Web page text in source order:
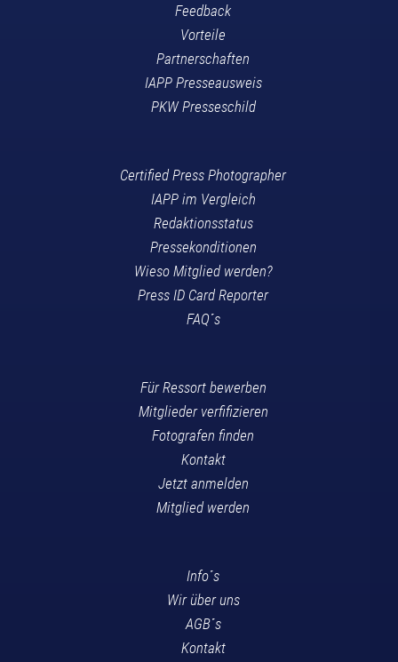
Feedback
Vorteile
Partnerschaften
IAPP Presseausweis
PKW Presseschild
Certified Press Photographer
IAPP im Vergleich
Redaktionsstatus
Pressekonditionen
Wieso Mitglied werden?
Press ID Card Reporter
FAQ´s
Für Ressort bewerben
Mitglieder verfifizieren
Fotografen finden
Kontakt
Jetzt anmelden
Mitglied werden
Info´s
Wir über uns
AGB´s
Kontakt